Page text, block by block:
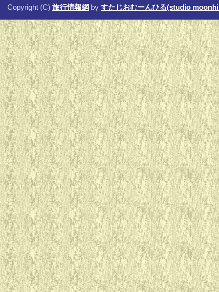
Copyright (C) 旅行情報網 by すたじおむーんひる(studio